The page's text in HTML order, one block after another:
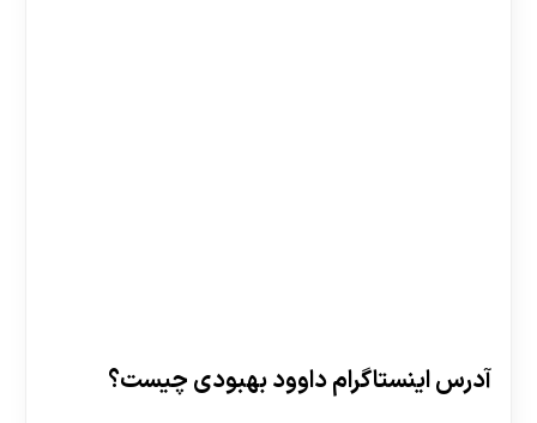
آدرس اینستاگرام داوود بهبودی چیست؟